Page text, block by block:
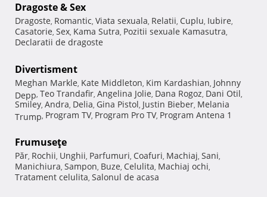
Dragoste & Sex
Dragoste, Romantic, Viata sexuala, Relatii, Cuplu, Iubire,
Casatorie, Sex, Kama Sutra, Pozitii sexuale Kamasutra,
Declaratii de dragoste
Divertisment
Meghan Markle, Kate Middleton, Kim Kardashian, Johnny
Depp, Teo Trandafir, Angelina Jolie, Dana Rogoz, Dani Otil,
Smiley, Andra, Delia, Gina Pistol, Justin Bieber, Melania
Trump, Program TV, Program Pro TV, Program Antena 1
Frumuseţe
Păr, Rochii, Unghii, Parfumuri, Coafuri, Machiaj, Sani,
Manichiura, Sampon, Buze, Celulita, Machiaj ochi,
Tratament celulita, Salonul de acasa